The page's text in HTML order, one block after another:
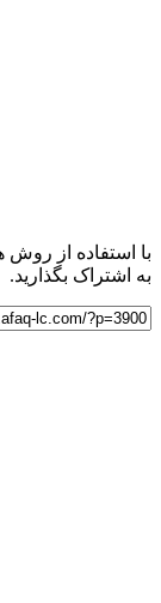
با استفاده از روش
به اشتراک بگذارید.